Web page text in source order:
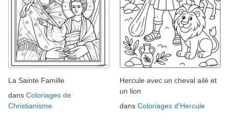
La Sainte Famille
dans Coloriages de
Christianisme
Hercule avec un cheval ailé et
un lion
dans Coloriages d'Hercule